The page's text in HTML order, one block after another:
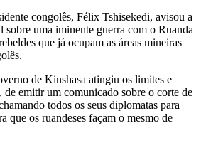
congolês, Félix Tshisekedi, avisou a
sobre uma iminente guerra com o Ruanda
que já ocupam as áreas mineiras
de Kinshasa atingiu os limites e
de emitir um comunicado sobre o corte de
todos os seus diplomatas para
que os ruandeses façam o mesmo de